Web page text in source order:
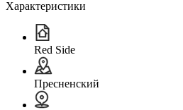
Характеристики
Red Side
Пресненский